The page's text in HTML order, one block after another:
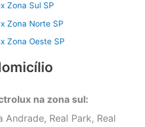
Zona Sul SP
Zona Norte SP
Zona Oeste SP
na zona sul:
Real Park, Real